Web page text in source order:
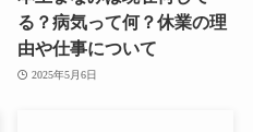
る？病気って何？休業の理
由や仕事について
2025年5月6日